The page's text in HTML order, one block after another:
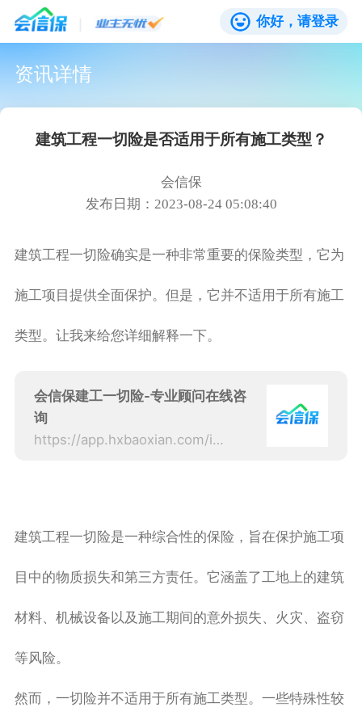
你好，请登录
资讯详情
建筑工程一切险是否适用于所有施工类型？
会信保
发布日期：2023-08-24 05:08:40
建筑工程一切险确实是一种非常重要的保险类型，它为
施工项目提供全面保护。但是，它并不适用于所有施工
类型。让我来给您详细解释一下。
会信保建工一切险-专业顾问在线咨
询
https://app.hxbaoxian.com/insurance?p=1&l=20&t=5&c=0&sourceType=web
建筑工程一切险是一种综合性的保险，旨在保护施工项
目中的物质损失和第三方责任。它涵盖了工地上的建筑
材料、机械设备以及施工期间的意外损失、火灾、盗窃
等风险。
然而，一切险并不适用于所有施工类型。一些特殊性较